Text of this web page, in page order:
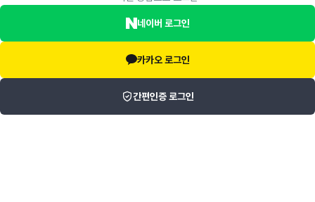
네이버 로그인
카카오 로그인
간편인증 로그인